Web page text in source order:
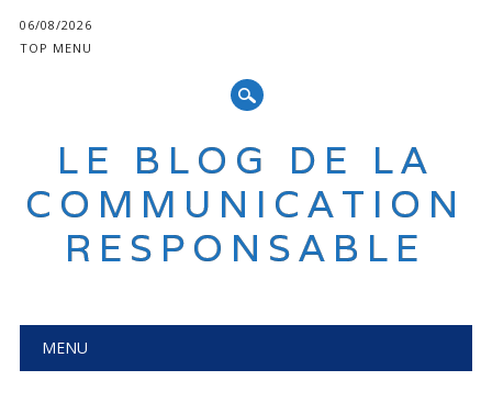
06/08/2026
TOP MENU
LE BLOG DE LA
COMMUNICATION
RESPONSABLE
Main menu
MENU